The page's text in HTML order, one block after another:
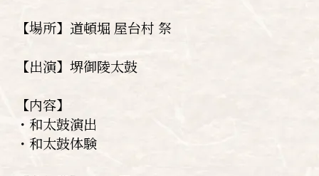
【場所】道頓堀 屋台村 祭
【出演】堺御陵太鼓
【内容】
・和太鼓演出
・和太鼓体験